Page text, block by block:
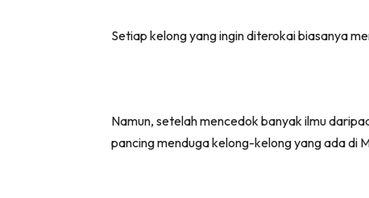
Setiap kelong yang ingin diterokai biasanya
Namun, setelah mencedok banyak ilmu
pancing menduga kelong-kelong yang ada di